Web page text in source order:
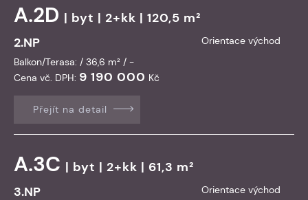
A.2D | byt | 2+kk | 120,5 m²
2.NP
Orientace východ
Balkon/Terasa: / 36,6 m² / -
Cena vč. DPH: 9 190 000 Kč
Přejít na detail
A.3C | byt | 2+kk | 61,3 m²
3.NP
Orientace východ